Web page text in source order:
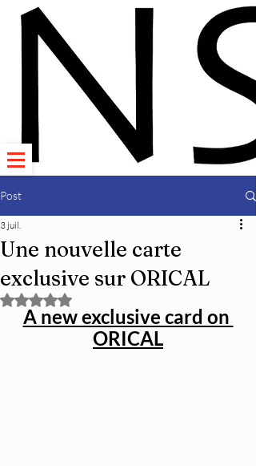
Post
Une nouvelle carte
exclusive sur ORICAL
3 juil.
Noté NaN étoiles sur 5.
A new exclusive card on
ORICAL